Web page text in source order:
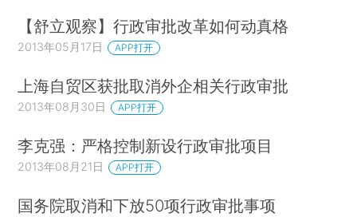
【舒立观察】行政审批改革如何动真格
2013年05月17日 APP打开
上海自贸区获批取消外企相关行政审批
2013年08月30日 APP打开
李克强：严格控制新设行政审批项目
2013年08月21日 APP打开
国务院取消和下放50项行政审批事项